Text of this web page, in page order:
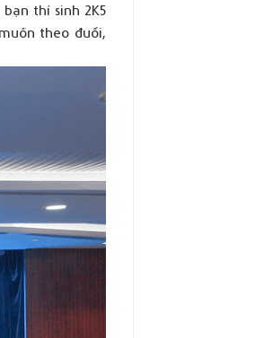
thí sinh 2K5
theo đuổi,